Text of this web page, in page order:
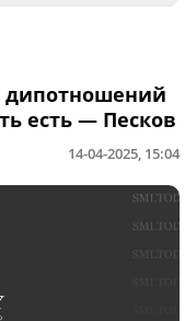
дипотношений
есть — Песков
14-04-2025, 15:04